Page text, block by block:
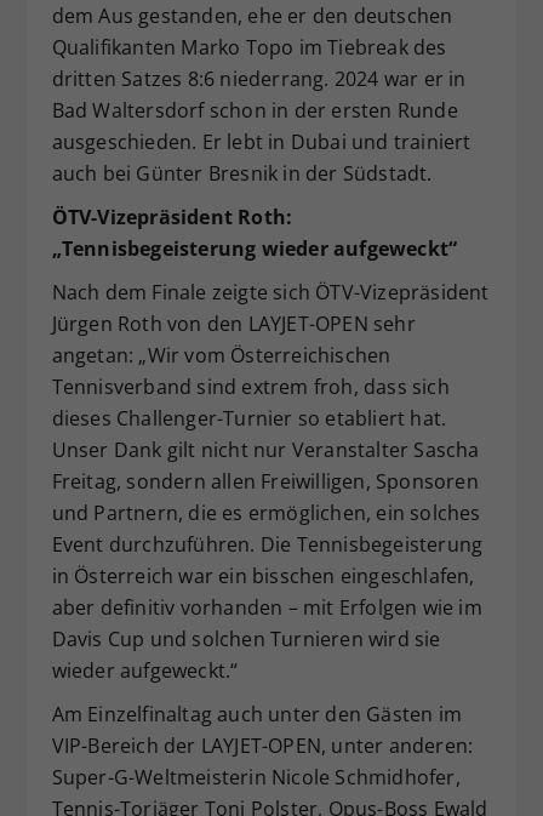
dem Aus gestanden, ehe er den deutschen
Qualifikanten Marko Topo im Tiebreak des
dritten Satzes 8:6 niederrang. 2024 war er in
Bad Waltersdorf schon in der ersten Runde
ausgeschieden. Er lebt in Dubai und trainiert
auch bei Günter Bresnik in der Südstadt.
ÖTV-Vizepräsident Roth:
„Tennisbegeisterung wieder aufgeweckt“
Nach dem Finale zeigte sich ÖTV-Vizepräsident
Jürgen Roth von den LAYJET-OPEN sehr
angetan: „Wir vom Österreichischen
Tennisverband sind extrem froh, dass sich
dieses Challenger-Turnier so etabliert hat.
Unser Dank gilt nicht nur Veranstalter Sascha
Freitag, sondern allen Freiwilligen, Sponsoren
und Partnern, die es ermöglichen, ein solches
Event durchzuführen. Die Tennisbegeisterung
in Österreich war ein bisschen eingeschlafen,
aber definitiv vorhanden – mit Erfolgen wie im
Davis Cup und solchen Turnieren wird sie
wieder aufgeweckt.“
Am Einzelfinaltag auch unter den Gästen im
VIP-Bereich der LAYJET-OPEN, unter anderen:
Super-G-Weltmeisterin Nicole Schmidhofer,
Tennis-Torjäger Toni Polster, Opus-Boss Ewald